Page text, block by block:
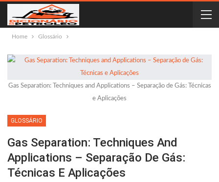
Home Glossário
Gas Separation: Techniques and Applications – Separação de Gás: Técnicas
e Aplicações
GLOSSÁRIO
Gas Separation: Techniques And
Applications – Separação De Gás:
Técnicas E Aplicações